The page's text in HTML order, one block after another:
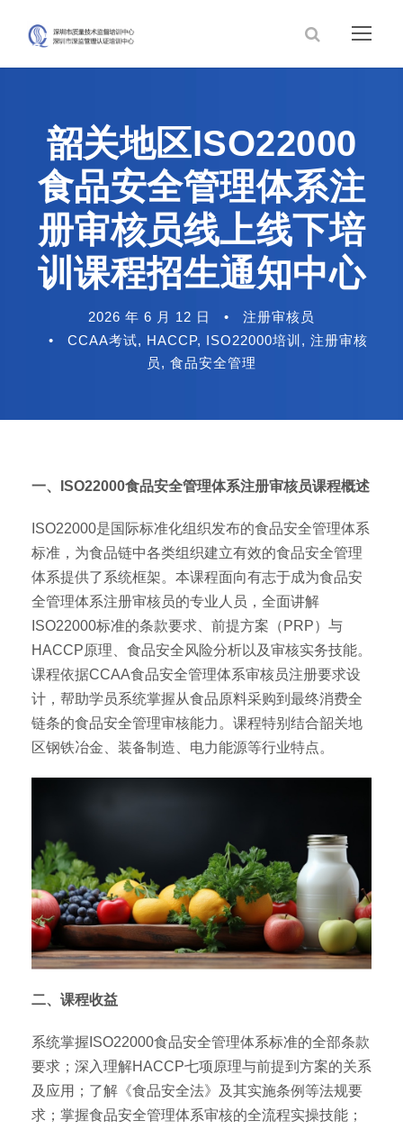
韶关地区ISO22000
食品安全管理体系注
册审核员线上线下培
训课程招生通知中心
2026 年 6 月 12 日 •
注册审核员
•
CCAA考试, HACCP, ISO22000培训 , 注册审核
员, 食品安全管理
一、ISO22000食品安全管理体系注册审核员课程概述
ISO22000是国际标准化组织发布的食品安全管理体系
标准，为食品链中各类组织建立有效的食品安全管理
体系提供了系统框架。本课程面向有志于成为食品安
全管理体系注册审核员的专业人员，全面讲解
ISO22000标准的条款要求、前提方案（PRP）与
HACCP原理、食品安全风险分析以及审核实务技能。
课程依据CCAA食品安全管理体系审核员注册要求设
计，帮助学员系统掌握从食品原料采购到最终消费全
链条的食品安全管理审核能力。课程特别结合韶关地
区钢铁冶金、装备制造、电力能源等行业特点。
二、课程收益
系统掌握ISO22000食品安全管理体系标准的全部条款
要求；深入理解HACCP七项原理与前提到方案的关系
及应用；了解《食品安全法》及其实施条例等法规要
求；掌握食品安全管理体系审核的全流程实操技能；